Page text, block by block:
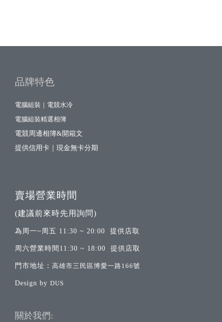
品牌特色
電腦組裝｜電競水冷
電腦組裝精選相簿
電競周邊相簿&開箱文
提供信用卡｜現金無卡分期
賣場營業時間
(建議前來時先用詢問)
為周一~周五 11:30 ~ 20:00 提供店取
周六營業時間11:30 ~ 18:00 提供店取
門市地址： 高雄市三民區博愛一路166號
Design by DUS
關於我們: